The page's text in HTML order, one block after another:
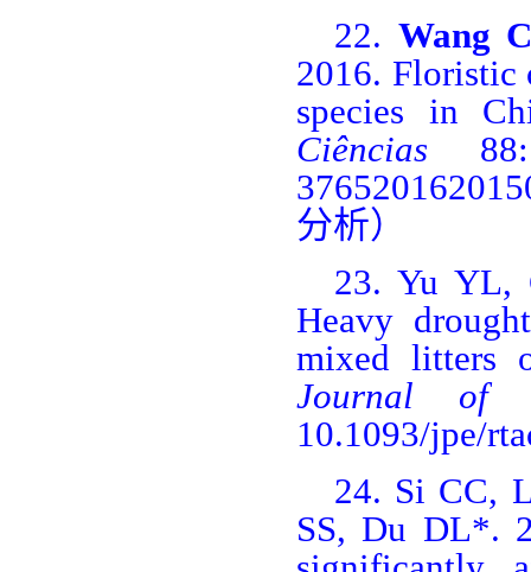
22. Wang
2016. Floristic
species in
Ciências 88:
分析）
23. Yu YL,
Heavy
mixed litters
Journal of
10.1093/jpe/
24. Si CC,
SS, Du DL*.